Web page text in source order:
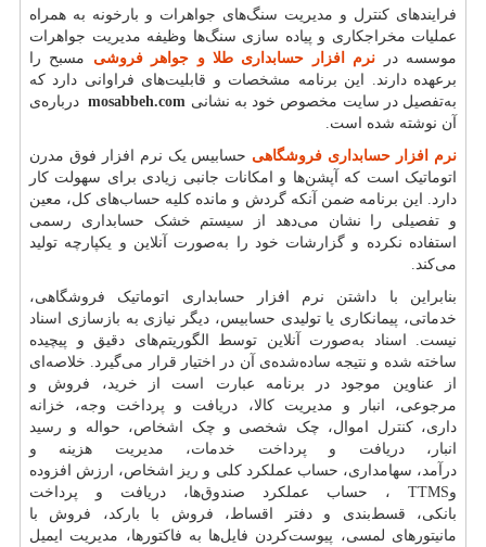
فرایندهای کنترل و مدیریت سنگ‌های جواهرات و بارخونه به همراه
عملیات مخراجکاری و پیاده سازی سنگ‌ها وظیفه مدیریت جواهرات
موسسه در
نرم افزار حسابداری طلا و جواهر فروشی مسبح را
برعهده دارند. این برنامه مشخصات و قابلیت‌های فراوانی دارد که
به‌تفصیل در سایت مخصوص خود به نشانی mosabbeh.com درباره‌ی
آن نوشته شده است.
نرم افزار حسابداری فروشگاهی حسابیس یک نرم افزار فوق مدرن
اتوماتیک است که آپشن‌ها و امکانات جانبی زیادی برای سهولت کار
دارد. این برنامه ضمن آنکه گردش و مانده کلیه‌ حساب‌های کل، معین
و تفصیلی را نشان می‌دهد از سیستم خشک حسابداری رسمی
استفاده نکرده و گزارشات خود را به‌صورت آنلاین و یکپارچه تولید
می‌کند.
بنابراین با داشتن نرم افزار حسابداری اتوماتیک فروشگاهی،
خدماتی، پیمانکاری یا تولیدی حسابیس، دیگر نیازی به بازسازی اسناد
نیست. اسناد به‌صورت آنلاین توسط الگوریتم‌های دقیق و پیچیده
ساخته شده و نتیجه ساده‌شده‌ی آن در اختیار قرار می‌گیرد. خلاصه‌ای
از عناوین موجود در برنامه عبارت است از خرید، فروش و
مرجوعی، انبار و مدیریت کالا، دریافت و پرداخت وجه، خزانه
داری، کنترل اموال، چک شخصی و چک اشخاص، حواله و رسید
انبار، دریافت و پرداخت خدمات، مدیریت هزینه و
درآمد، سهامداری، حساب عملکرد کلی و ریز اشخاص، ارزش افزوده
وTTMS ، حساب عملکرد صندوق‌ها، دریافت و پرداخت
بانکی، قسط‌بندی و دفتر اقساط، فروش با بارکد، فروش با
مانیتورهای لمسی، پیوست‌کردن فایل‌ها به فاکتورها، مدیریت ایمیل